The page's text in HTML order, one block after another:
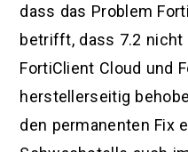
dass das Problem
betrifft, dass 7.2
FortiClient Cloud und
herstellerseitig
den permanenten Fix